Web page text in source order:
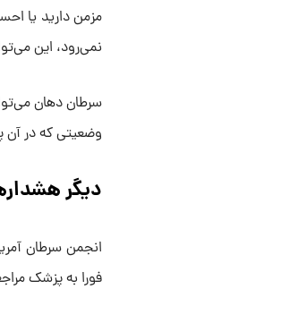
مزمن دارید یا
نمی‌رود، این
سرطان دهان
وضعیتی که در
دیگر
فورا به پزشک